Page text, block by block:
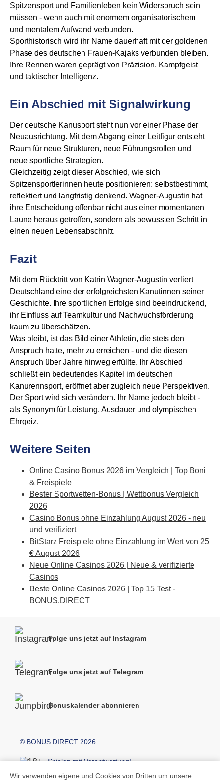
Spitzensport und Familienleben kein Widerspruch sein
müssen - wenn auch mit enormem organisatorischem
und mentalem Aufwand verbunden.
Sporthistorisch wird ihr Name dauerhaft mit der goldenen
Phase des deutschen Frauen-Kajaks verbunden bleiben.
Ihre Rennen waren geprägt von Präzision, Kampfgeist
und taktischer Intelligenz.
Ein Abschied mit Signalwirkung
Der deutsche Kanusport steht nun vor einer Phase der
Neuausrichtung. Mit dem Abgang einer Leitfigur entsteht
Raum für neue Strukturen, neue Führungsrollen und
neue sportliche Strategien.
Gleichzeitig zeigt dieser Abschied, wie sich
Spitzensportlerinnen heute positionieren: selbstbestimmt,
reflektiert und langfristig denkend. Wagner-Augustin hat
ihre Entscheidung offenbar nicht aus einer momentanen
Laune heraus getroffen, sondern als bewussten Schritt in
einen neuen Lebensabschnitt.
Fazit
Mit dem Rücktritt von Katrin Wagner-Augustin verliert
Deutschland eine der erfolgreichsten Kanutinnen seiner
Geschichte. Ihre sportlichen Erfolge sind beeindruckend,
ihr Einfluss auf Teamkultur und Nachwuchsförderung
kaum zu überschätzen.
Was bleibt, ist das Bild einer Athletin, die stets den
Anspruch hatte, mehr zu erreichen - und die diesen
Anspruch über Jahre hinweg erfüllte. Ihr Abschied
schließt ein bedeutendes Kapitel im deutschen
Kanurennsport, eröffnet aber zugleich neue Perspektiven.
Der Sport wird sich verändern. Ihr Name jedoch bleibt -
als Synonym für Leistung, Ausdauer und olympischen
Ehrgeiz.
Weitere Seiten
Online Casino Bonus 2026 im Vergleich | Top Boni
& Freispiele
Bester Sportwetten-Bonus | Wettbonus Vergleich
2026
Casino Bonus ohne Einzahlung August 2026 - neu
und verifiziert
BitStarz Freispiele ohne Einzahlung im Wert von 25
€ August 2026
Neue Online Casinos 2026 | Neue & verifizierte
Casinos
Beste Online Casinos 2026 | Top 15 Test -
BONUS.DIRECT
Folge uns jetzt auf Instagram
Folge uns jetzt auf Telegram
Bonuskalender abonnieren
© BONUS.DIRECT 2026
Spielen mit Verantwortung!
Wir verwenden eigene und Cookies von Dritten um unsere